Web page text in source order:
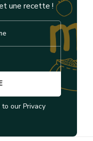
une recette !
our Privacy